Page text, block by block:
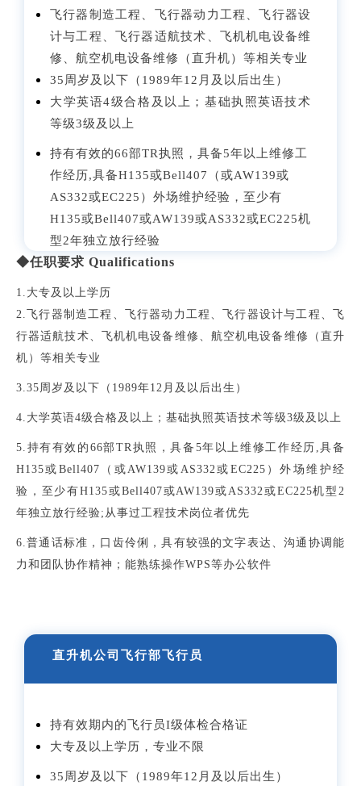
飞行器制造工程、飞行器动力工程、飞行器设
计与工程、飞行器适航技术、飞机机电设备维
修、航空机电设备维修（直升机）等相关专业
35周岁及以下（1989年12月及以后出生）
大学英语4级合格及以上；基础执照英语技术
等级3级及以上
持有有效的66部TR执照，具备5年以上维修工
作经历,具备H135或Bell407（或AW139或
AS332或EC225）外场维护经验，至少有
H135或Bell407或AW139或AS332或EC225机
型2年独立放行经验
◆任职要求 Qualifications
1.大专及以上学历
2.飞行器制造工程、飞行器动力工程、飞行器设计与工程、飞
行器适航技术、飞机机电设备维修、航空机电设备维修（直升
机）等相关专业
3.35周岁及以下（1989年12月及以后出生）
4.大学英语4级合格及以上；基础执照英语技术等级3级及以上
5. 持有有效的66部TR执照，具备5年以上维修工作经历,具备
H135或Bell407（或AW139或AS332或EC225）外场维护经
验，至少有H135或Bell407或AW139或AS332或EC225机型2
年独立放行经验;从事过工程技术岗位者优先
6.普通话标准，口齿伶俐，具有较强的文字表达、沟通协调能
力和团队协作精神；能熟练操作WPS等办公软件
直升机公司飞行部飞行员
持有效期内的飞行员I级体检合格证
大专及以上学历，专业不限
35周岁及以下（1989年12月及以后出生）